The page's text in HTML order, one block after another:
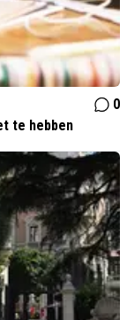
0
te hebben